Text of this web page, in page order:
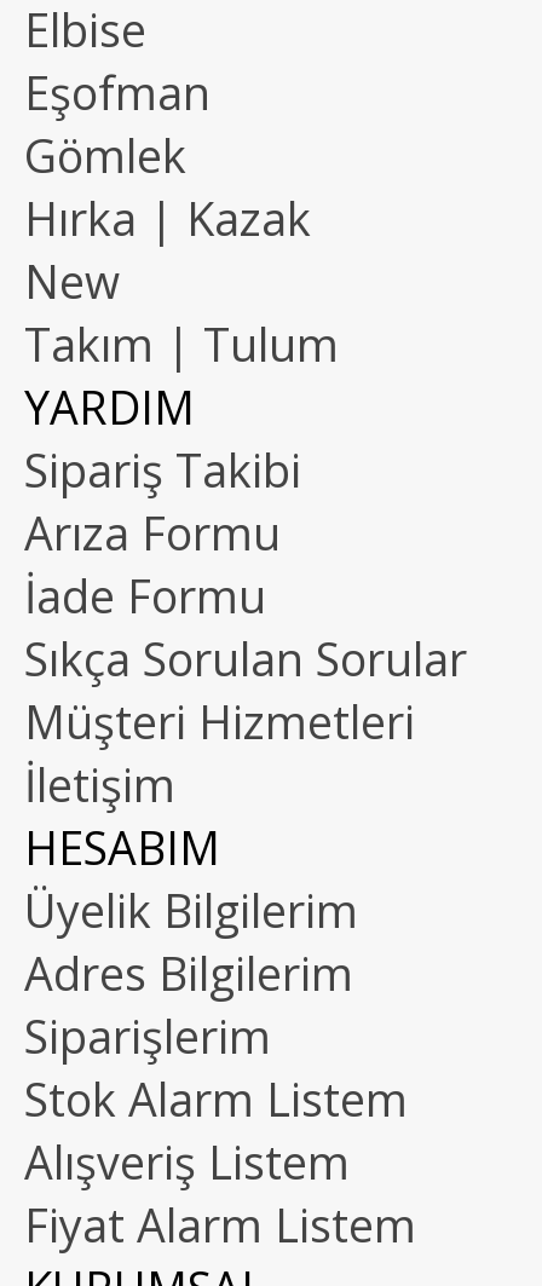
Elbise
Eşofman
Gömlek
Hırka | Kazak
New
Takım | Tulum
YARDIM
Sipariş Takibi
Arıza Formu
İade Formu
Sıkça Sorulan Sorular
Müşteri Hizmetleri
İletişim
HESABIM
Üyelik Bilgilerim
Adres Bilgilerim
Siparişlerim
Stok Alarm Listem
Alışveriş Listem
Fiyat Alarm Listem